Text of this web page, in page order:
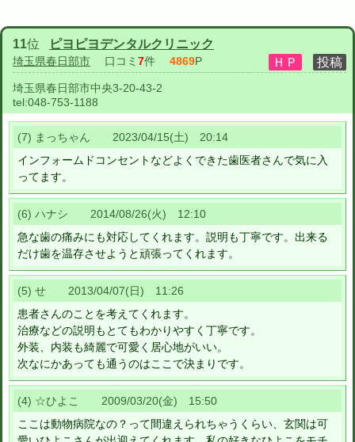
11位 ピヨピヨデンタルクリニック
埼玉県春日部市 口コミ 7件 4869P
埼玉県春日部市中央3-20-43-2
tel:048-753-1188
(7) まっちゃん 2023/04/15(土) 20:14
インフォームドコンセントなどよくできた歯医者さんで気に入
ってます。
(6) ハナシ 2014/08/26(火) 12:10
急な歯の痛みにも対応してくれます。説明も丁寧です。出来る
だけ歯を温存させようと頑張ってくれます。
(5) せ 2013/04/07(日) 11:26
患者さんのことを考えてくれます。
治療などの説明もとてもわかりやすく丁寧です。
外装、内装も綺麗で可愛く居心地がいい。
次なにかあっても通うのはここで決まりです。
(4) ☆ひよこ 2009/03/20(金) 15:50
ここは動物病院なの？って間違えられちゃうくらい、玄関は可